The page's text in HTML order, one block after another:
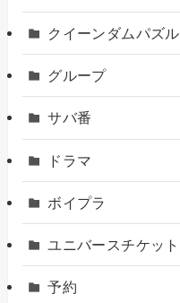
クイーンダムパズル
グループ
サバ番
ドラマ
ボイプラ
ユニバースチケット
予約